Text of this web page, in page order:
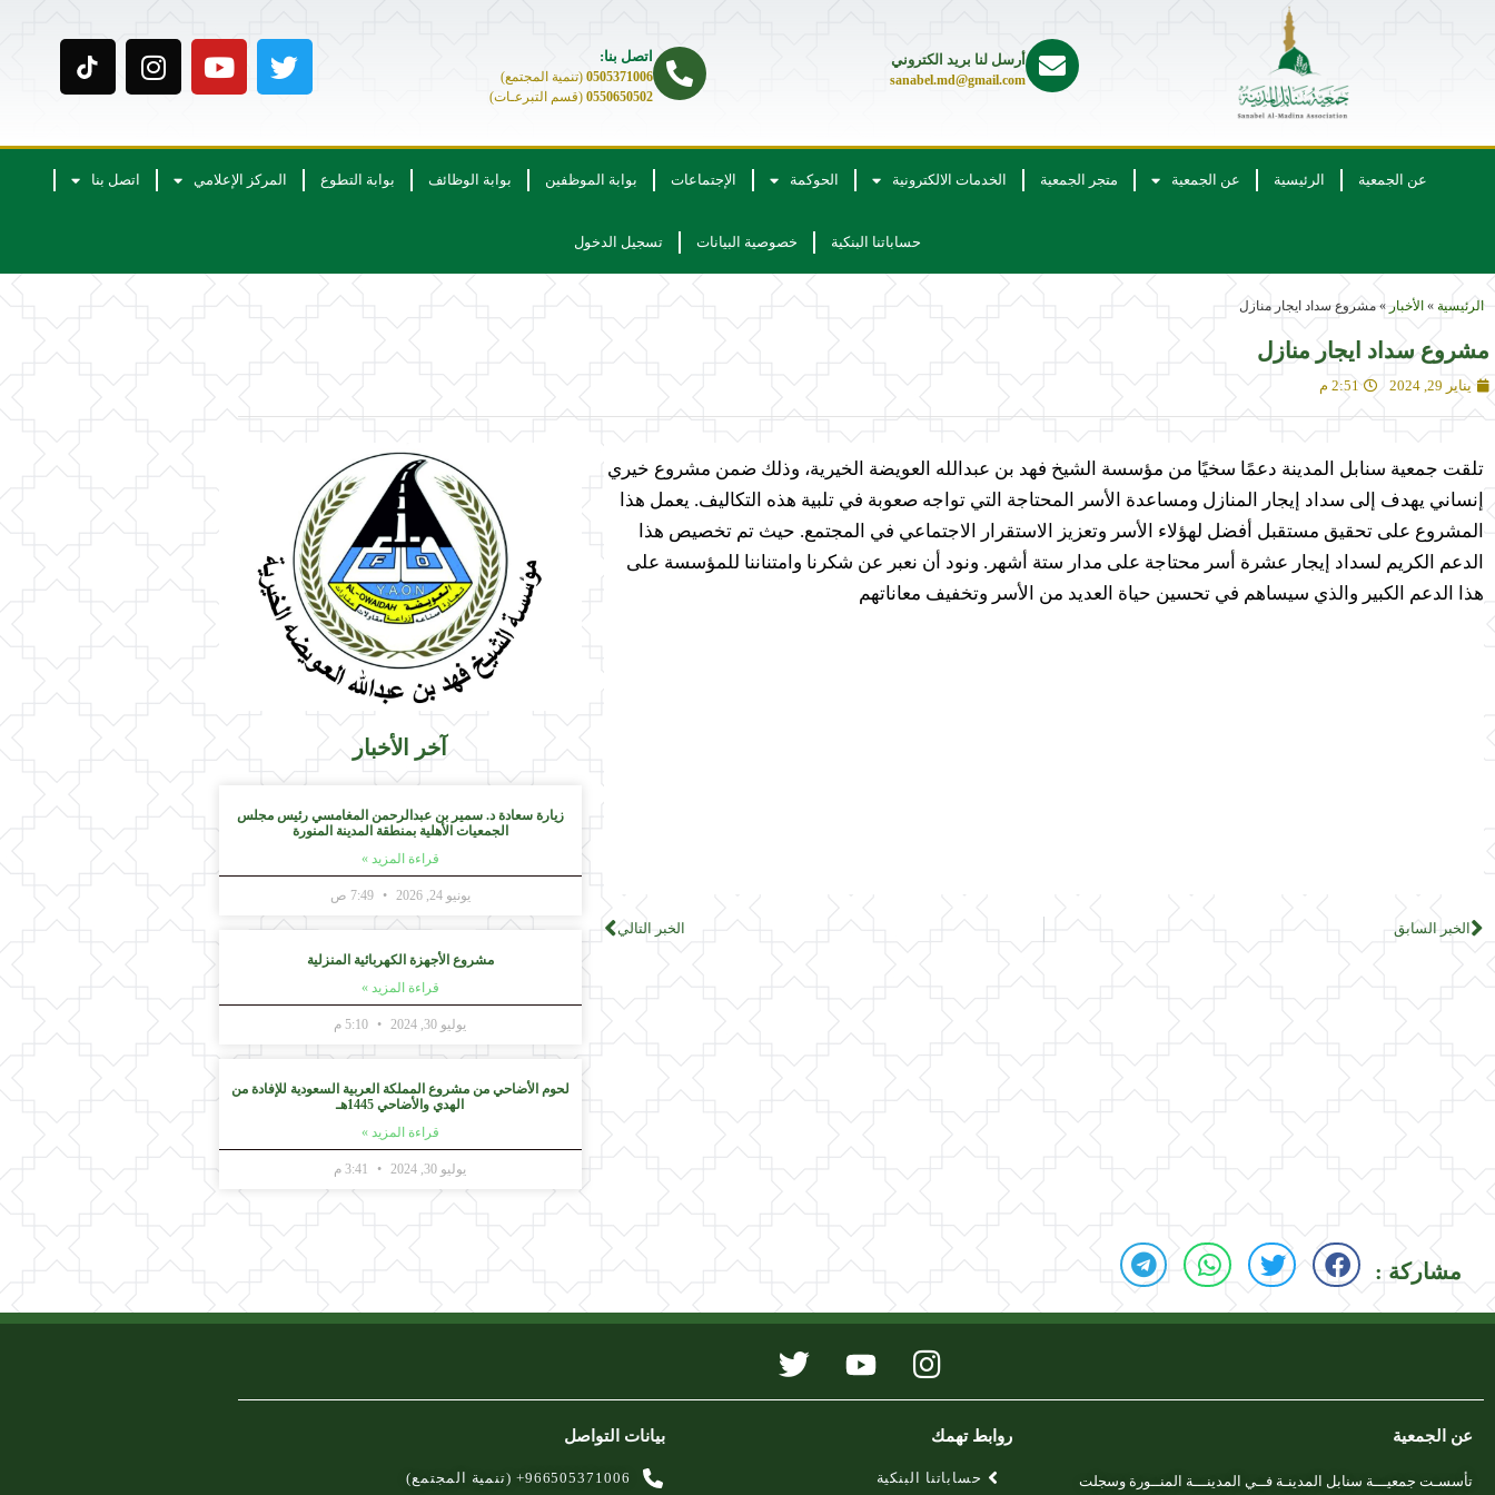
أرسل لنا بريد الكتروني
sanabel.md@gmail.com
اتصل بنا:
0505371006 (تنمية المجتمع)
0550650502 (قسم التبرعـات)
عن الجمعية الرئيسية عن الجمعية متجر الجمعية الخدمات الالكترونية الحوكمة الإجتماعات بوابة الموظفين بوابة الوظائف بوابة التطوع المركز الإعلامي اتصل بنا
حساباتنا البنكية خصوصية البيانات تسجيل الدخول
الرئيسية » الأخبار » مشروع سداد ايجار منازل
مشروع سداد ايجار منازل
يناير 29, 2024 2:51 م
تلقت جمعية سنابل المدينة دعمًا سخيًا من مؤسسة الشيخ فهد بن عبدالله العويضة الخيرية، وذلك ضمن مشروع خيري
إنساني يهدف إلى سداد إيجار المنازل ومساعدة الأسر المحتاجة التي تواجه صعوبة في تلبية هذه التكاليف. يعمل هذا
المشروع على تحقيق مستقبل أفضل لهؤلاء الأسر وتعزيز الاستقرار الاجتماعي في المجتمع. حيث تم تخصيص هذا
الدعم الكريم لسداد إيجار عشرة أسر محتاجة على مدار ستة أشهر. ونود أن نعبر عن شكرنا وامتناننا للمؤسسة على
هذا الدعم الكبير والذي سيساهم في تحسين حياة العديد من الأسر وتخفيف معاناتهم
الخبر السابق الخبر التالي
آخر الأخبار
زيارة سعادة د. سمير بن عبدالرحمن المغامسي رئيس مجلس
الجمعيات الأهلية بمنطقة المدينة المنورة
قراءة المزيد »
يونيو 24, 2026 7:49 ص
مشروع الأجهزة الكهربائية المنزلية
قراءة المزيد »
يوليو 30, 2024
لحوم الأضاحي من مشروع المملكة العربية السعودية للإفادة من
الهدي والأضاحي 1445هـ
قراءة المزيد »
يوليو 30, 2024
مشاركة :
عن الجمعية
تأسسـت جمعيـــة سنابل المدينـة فــي المدينـــة المنــورة وسجلت
روابط تهمك
حساباتنا البنكية
بيانات التواصل
966505371006+​ (تنمية المجتمع)